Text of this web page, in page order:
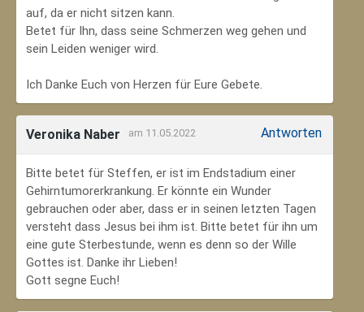
auf, da er nicht sitzen kann.
Betet für Ihn, dass seine Schmerzen weg gehen und
sein Leiden weniger wird.
Ich Danke Euch von Herzen für Eure Gebete.
Veronika Naber am 11.05.2022 Antworten
Bitte betet für Steffen, er ist im Endstadium einer
Gehirntumorerkrankung. Er könnte ein Wunder
gebrauchen oder aber, dass er in seinen letzten Tagen
versteht dass Jesus bei ihm ist. Bitte betet für ihn um
eine gute Sterbestunde, wenn es denn so der Wille
Gottes ist. Danke ihr Lieben!
Gott segne Euch!